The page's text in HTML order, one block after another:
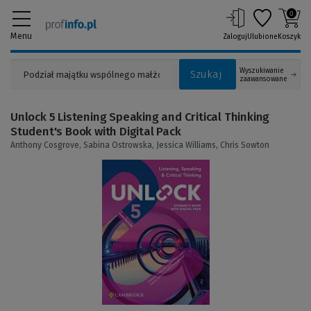
Menu
Szukaj
Wyszukiwanie
zaawansowane
ZalogujUlubione
0
Koszyk
Unlock 5 Listening Speaking and Critical Thinking
Student's Book with Digital Pack
Anthony Cosgrove, Sabina Ostrowska, Jessica Williams, Chris Sowton